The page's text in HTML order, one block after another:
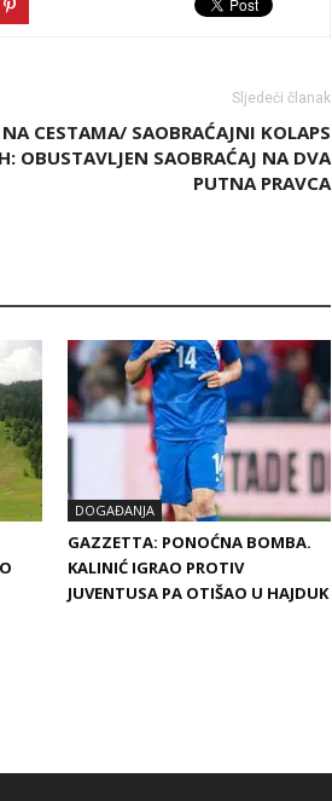
Sljedeći članak
CESTAMA/ SAOBRAĆAJNI KOLAPS
OBUSTAVLJEN SAOBRAĆAJ NA DVA
PUTNA PRAVCA
DOGAĐANJA
GAZZETTA: PONOĆNA BOMBA.
KALINIĆ IGRAO PROTIV
JUVENTUSA PA OTIŠAO U HAJDUK